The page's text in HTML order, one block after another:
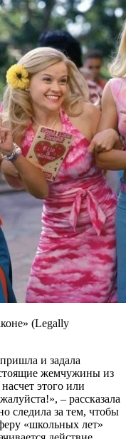
(Legally
и задала
жемчужины из
этого или
– рассказала
следила за тем, чтобы
«школьных лет»